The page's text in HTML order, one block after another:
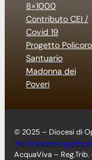
8×1000
Contributo CEI /
Covid 19
Progetto Policoro
Santuario
Madonna dei
Poveri
© 2025 – Diocesi di
AcquaViva –